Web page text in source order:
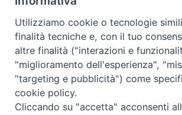
HOME DIOCESI VESCOVO CURIA
APPUNTAMENTI CONTATTI SERVIZIO
Utilizziamo cookie o tecnologie
finalità tecniche e, con il tuo
altre finalità ("interazioni e
"miglioramento dell'esperienza",
"targeting e pubblicità") come
cookie policy.
Cliccando su "accetta" acconsenti